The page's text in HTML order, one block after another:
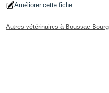
Améliorer cette fiche
Autres vétérinaires à Boussac-Bourg